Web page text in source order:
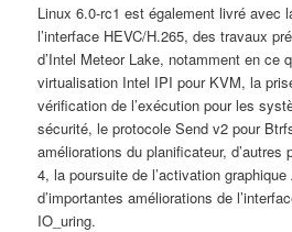
Linux 6.0-rc1 est également livré avec
l’interface HEVC/H.265, des travaux
d’Intel Meteor Lake, notamment en ce
virtualisation Intel IPI pour KVM, la
vérification de l’exécution pour les
sécurité, le protocole Send v2 pour
améliorations du planificateur, d’autres
4, la poursuite de l’activation
d’importantes améliorations de
IO_uring.